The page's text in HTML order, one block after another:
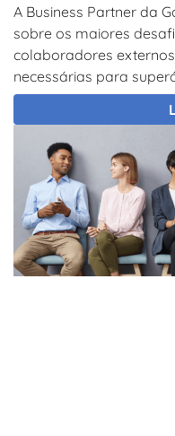
A Business Partner da
sobre os maiores
colaboradores
necessárias para